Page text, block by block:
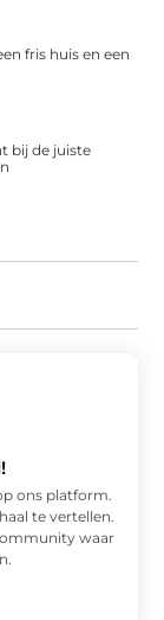
fris huis en een
bij de juiste
ons platform.
te vertellen.
waar